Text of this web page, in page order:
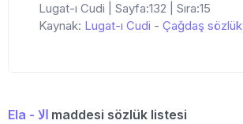
Lugat-ı Cudi | Sayfa:132 | Sıra:15
Kaynak: Lugat-ı Cudi - Çağdaş sözlük
Ela - الا maddesi sözlük listesi